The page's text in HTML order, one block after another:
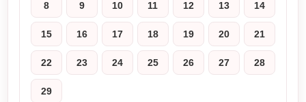
8 9 10 11 12 13 14
15 16 17 18 19 20 21
22 23 24 25 26 27 28
29